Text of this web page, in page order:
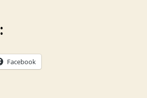
Facebook